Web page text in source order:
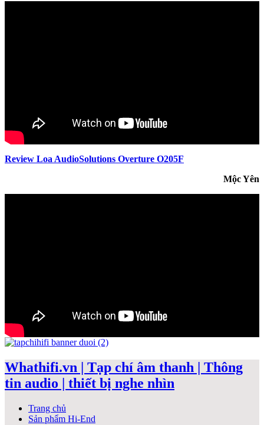
Review Loa AudioSolutions Overture O205F
Mộc Yên
Whathifi.vn | Tạp chí âm thanh | Thông
tin audio | thiết bị nghe nhìn
Trang chủ
Sản phẩm Hi-End